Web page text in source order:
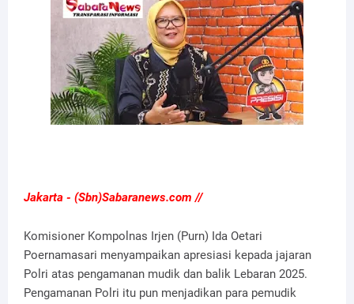
Jakarta - (Sbn)Sabaranews.com //
Komisioner Kompolnas Irjen (Purn) Ida Oetari
Poernamasari menyampaikan apresiasi kepada jajaran
Polri atas pengamanan mudik dan balik Lebaran 2025.
Pengamanan Polri itu pun menjadikan para pemudik